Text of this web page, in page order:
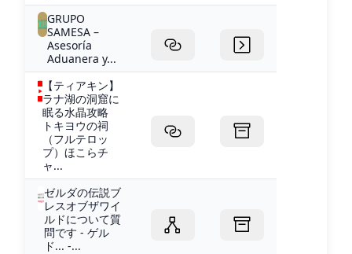
GRUPO
SAMESA –
Asesoría
Aduanera y...
【ティアキン】
ラナ湖の洞窟に
眠る水晶攻略
トキヨウの祠
（フルテロッ
プ）ほこらチ
ャ...
ゼルダの伝説ブ
レスオブザワイ
ルドについて質
問です - ゲル
ド... -...